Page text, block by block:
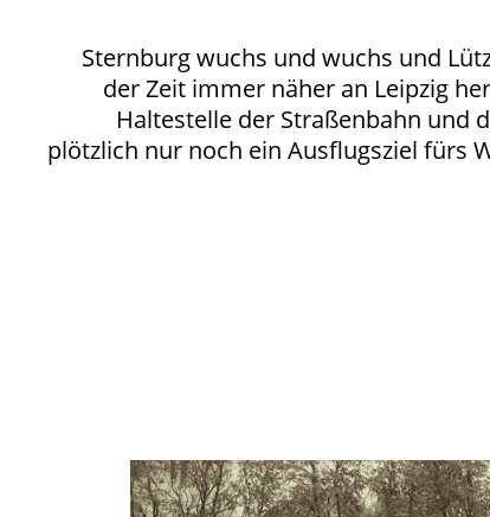
Sternburg wuchs und wuchs und
der Zeit immer näher an Leipzig
Haltestelle der Straßenbahn und
plötzlich nur noch ein Ausflugsziel fürs